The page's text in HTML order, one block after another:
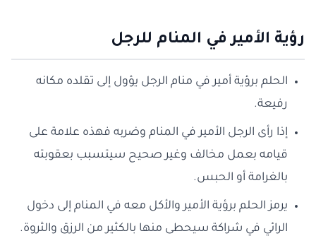
رؤية الأمير في المنام للرجل
الحلم برؤية أمير في منام الرجل يؤول إلى تقلده مكانه
رفيعة.
إذا رأى الرجل الأمير في المنام وضربه فهذه علامة على
قيامه بعمل مخالف وغير صحيح سيتسبب بعقوبته
بالغرامة أو الحبس.
يرمز الحلم برؤية الأمير والأكل معه في المنام إلى دخول
الرائي في شراكة سيحطى منها بالكثير من الرزق والثروة.